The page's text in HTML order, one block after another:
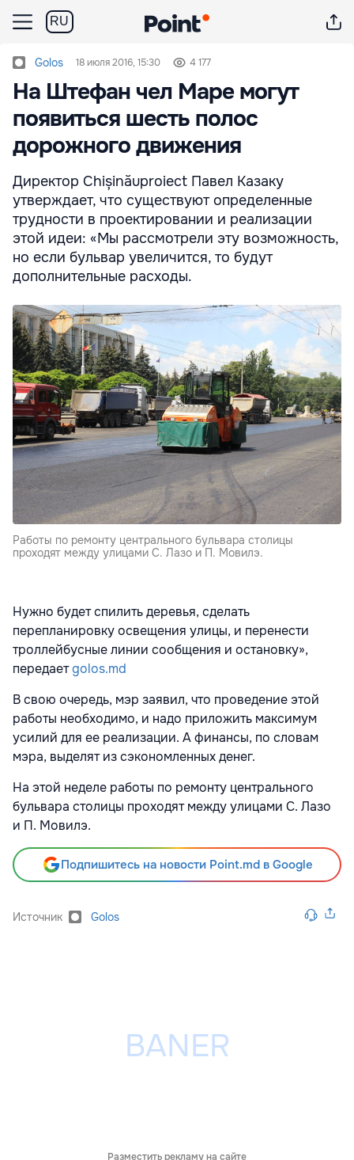
RU
Golos 18 июля 2016, 15:30 4 177
На Штефан чел Маре могут
появиться шесть полос
дорожного движения
Директор Chișinăuproiect Павел Казаку
утверждает, что существуют определенные
трудности в проектировании и реализации
этой идеи: «Мы рассмотрели эту возможность,
но если бульвар увеличится, то будут
дополнительные расходы.
Работы по ремонту центрального бульвара столицы
проходят между улицами С. Лазо и П. Мовилэ.
Нужно будет спилить деревья, сделать
перепланировку освещения улицы, и перенести
троллейбусные линии сообщения и остановку»,
передаетgolos.md
В свою очередь, мэр заявил, что проведение этой
работы необходимо, и надо приложить максимум
усилий для ее реализации. А финансы, по словам
мэра, выделят из сэкономленных денег.
На этой неделе работы по ремонту центрального
бульвара столицы проходят между улицами С. Лазо
и П. Мовилэ.
Подпишитесь на новости Point.md в Google
Источник Golos
Разместить рекламу на сайте